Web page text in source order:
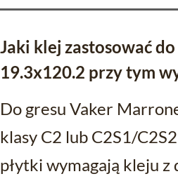
Jaki klej zastosować
19.3x120.2 przy tym
Do gresu Vaker
klasy C2 lub C2S1/
płytki wymagają kleju z